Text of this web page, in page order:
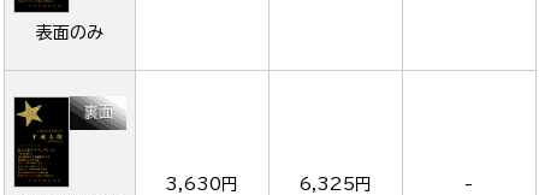
表面のみ
3,630円 6,325円 -